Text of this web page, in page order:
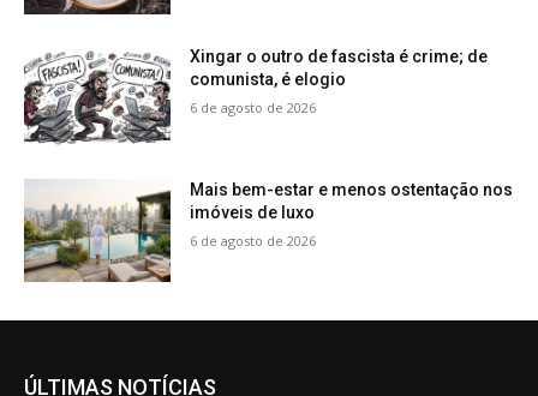
Xingar o outro de fascista é crime; de
comunista, é elogio
6 de agosto de 2026
Mais bem-estar e menos ostentação nos
imóveis de luxo
6 de agosto de 2026
ÚLTIMAS NOTÍCIAS